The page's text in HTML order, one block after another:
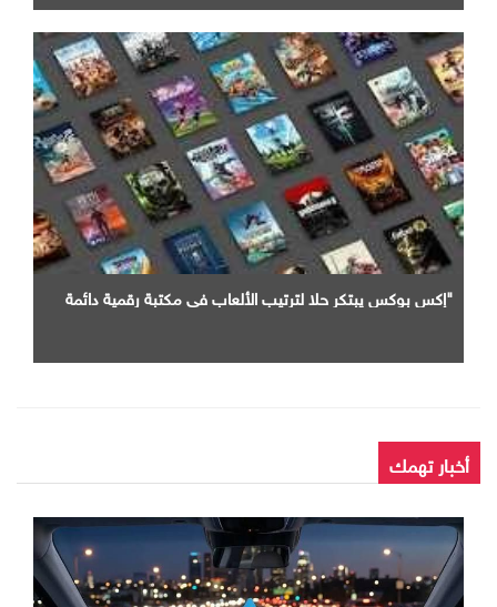
"إكس بوكس يبتكر حلا لترتيب الألعاب في مكتبة رقمية دائمة
أخبار تهمك